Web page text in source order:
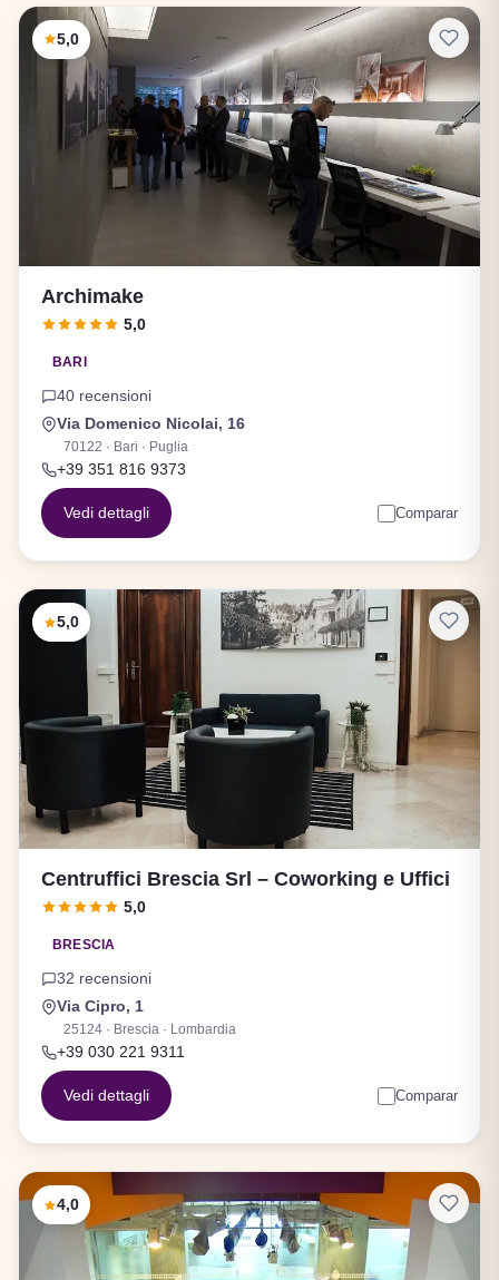
5,0
Archimake
5,0
BARI
40 recensioni
Via Domenico Nicolai, 16
70122 · Bari · Puglia
+39 351 816 9373
Vedi dettagli Comparar
5,0
Centruffici Brescia Srl – Coworking e Uffici
5,0
BRESCIA
32 recensioni
Via Cipro, 1
25124 · Brescia · Lombardia
+39 030 221 9311
Vedi dettagli Comparar
4,0